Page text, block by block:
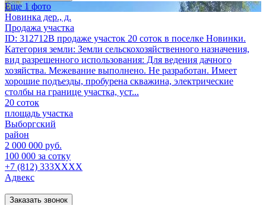
Еще 1 фото
Новинка дер., д.
Продажа участка
ID: 312712В продаже участок 20 соток в поселке Новинки.
Категория земли: Земли сельскохозяйственного назначения,
вид разрешенного использования: Для ведения дачного
хозяйства. Межевание выполнено. Не разработан. Имеет
хорошие подъезды, пробурена скважина, электрические
столбы на границе участка, уст...
20 соток
площадь участка
Выборгский
район
2 000 000 руб.
100 000 за сотку
+7 (812) 333XXXX
Адвекс
Заказать звонок